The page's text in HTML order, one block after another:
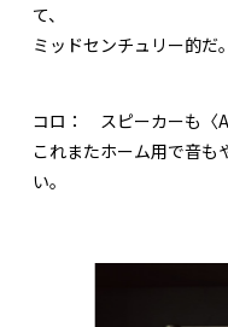
て、
ミッドセンチュリー的だ。
コロ： スピーカーも〈
これまたホーム用で音も
い。